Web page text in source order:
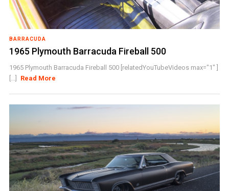
BARRACUDA
1965 Plymouth Barracuda Fireball 500
1965 Plymouth Barracuda Fireball 500 [relatedYouTubeVideos max="1" ]
[...]
Read More